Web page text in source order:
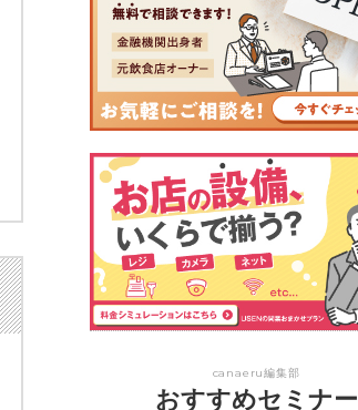
canaeru編集部
おすすめセミナー